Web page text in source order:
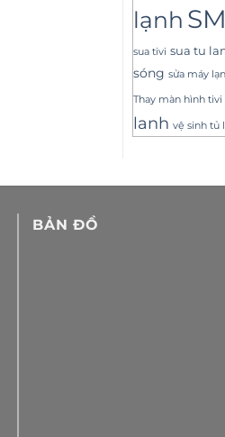
lạnh
sua tivi sua tu
sóng sửa máy
Thay màn hình tivi
lanh vệ sinh tủ
BẢN ĐỒ